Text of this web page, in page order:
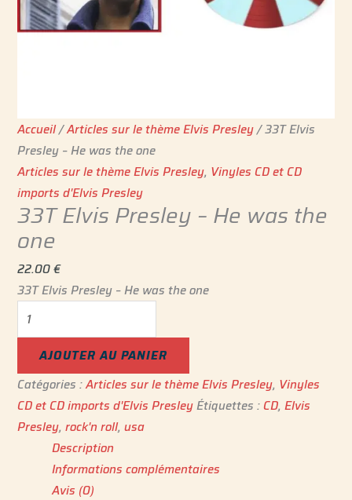
Accueil/Articles sur le thème Elvis Presley/ 33T Elvis
Presley – He was the one
Articles sur le thème Elvis Presley, Vinyles CD et CD
imports d'Elvis Presley
33T Elvis Presley – He was the
one
22.00€
33T Elvis Presley – He was the one
AJOUTER AU PANIER
Catégories :Articles sur le thème Elvis Presley, Vinyles
CD et CD imports d'Elvis PresleyÉtiquettes :CD,Elvis
Presley,rock'n roll,usa
Description
Informations complémentaires
Avis (0)